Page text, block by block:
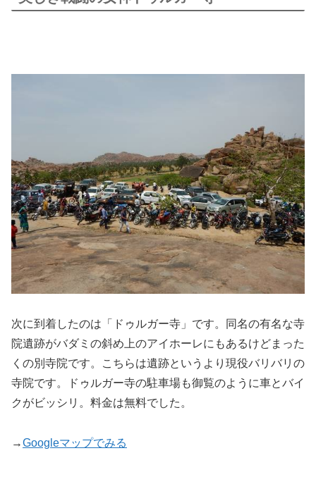
次に到着したのは「ドゥルガー寺」です。同名の有名な寺
院遺跡がバダミの斜め上のアイホーレにもあるけどまった
くの別寺院です。こちらは遺跡というより現役バリバリの
寺院です。ドゥルガー寺の駐車場も御覧のように車とバイ
クがビッシリ。料金は無料でした。
→Googleマップでみる